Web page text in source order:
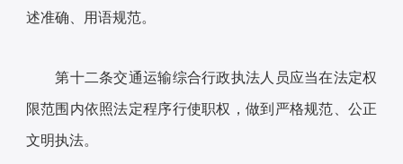
述准确、用语规范。
第十二条交通运输综合行政执法人员应当在法定权
限范围内依照法定程序行使职权，做到严格规范、公正
文明执法。